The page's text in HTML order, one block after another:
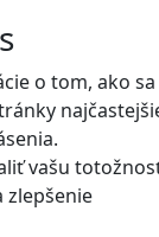
o tom, ako sa
vašu
zlepšenie